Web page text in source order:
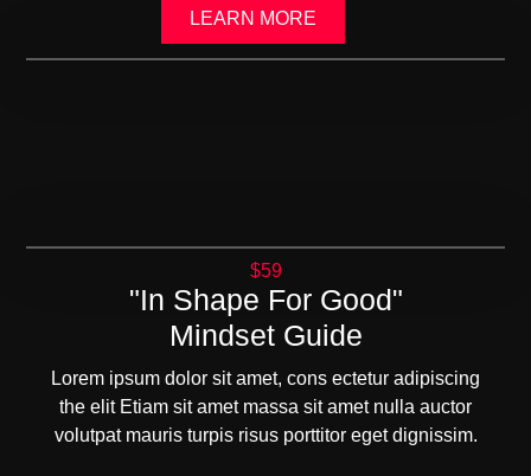
LEARN MORE
$59
"In Shape For Good"
Mindset Guide
Lorem ipsum dolor sit amet, cons ectetur adipiscing
the elit Etiam sit amet massa sit amet nulla auctor
volutpat mauris turpis risus porttitor eget dignissim.